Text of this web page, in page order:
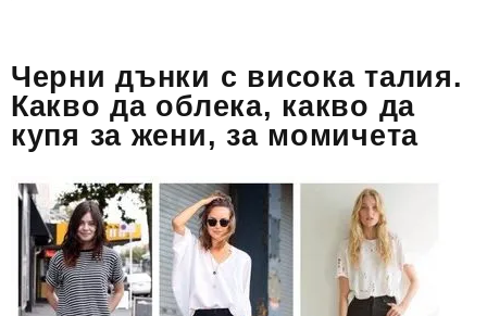
Черни дънки с висока талия.
Какво да облека, какво да
купя за жени, за момичета